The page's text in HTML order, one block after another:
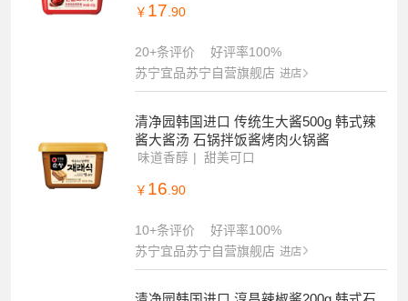
￥ 17.90
20+条评价
好评率100%
苏宁宜品苏宁自营旗舰店 进店
清净园韩国进口 传统生大酱500g 韩式辣
酱大酱汤 石锅拌饭酱烤肉火锅酱
味道香醇 甜美可口
￥ 16 .90
10+条评价
好评率100%
苏宁宜品苏宁自营旗舰店 进店